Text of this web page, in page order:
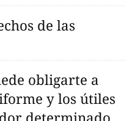
de las
obligarte a
y los útiles